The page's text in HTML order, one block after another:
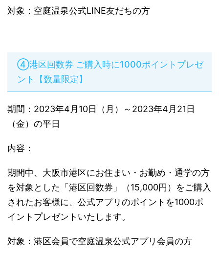
対象：空庭温泉公式LINE友だちの方
④港区回数券 ご購入時に1000ポイントプレゼ
ント【数量限定】
期間：2023年4月10日（月）～2023年4月21日
（金）の平日
内容：
期間中、大阪市港区にお住まい・お勤め・通学の方
を対象とした「港区回数券」（15,000円）をご購入
されたお客様に、公式アプリのポイントを1000ポ
イントプレゼントいたします。
対象：港区会員で空庭温泉公式アプリ会員の方